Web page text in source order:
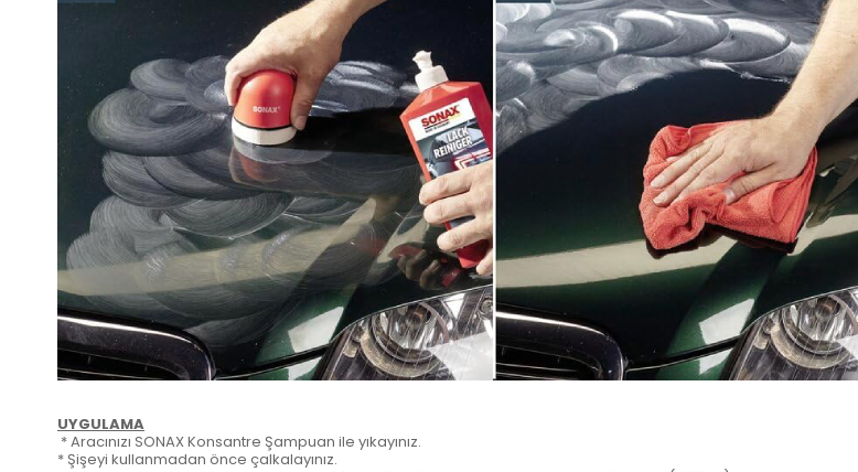
UYGULAMA
* Aracınızı SONAX Konsantre Şampuan ile yıkayınız.
* Şişeyi kullanmadan önce çalkalayınız.